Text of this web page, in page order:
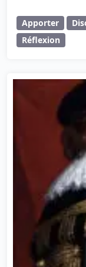
Apporter
Réflexion